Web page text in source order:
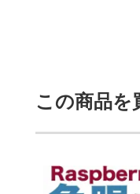
この商品を